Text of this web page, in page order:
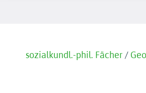
sozialkundl.-phil. Fächer /